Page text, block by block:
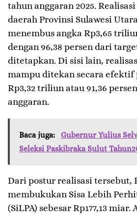
tahun anggaran 2025.
daerah Provinsi Sulawesi
menembus angka Rp3,65
dengan 96,38 persen dari
ditetapkan. Di sisi lain,
mampu ditekan secara efektif
Rp3,32 triliun atau 91,36
anggaran.
Baca juga:
Gubernur Yulius
Seleksi Paskibraka Sulut
​Dari postur realisasi tersebut,
membukukan Sisa Lebih
(SiLPA) sebesar Rp177,13 miar.